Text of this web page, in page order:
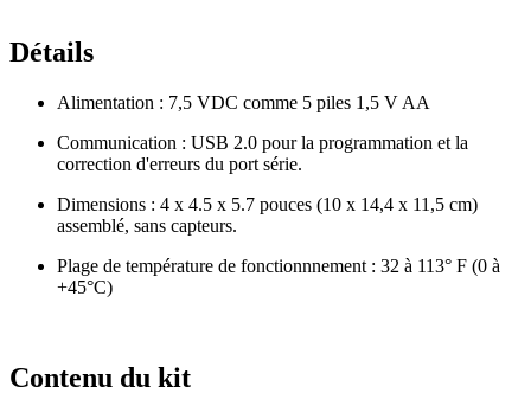
Détails
Alimentation : 7,5 VDC comme 5 piles 1,5 V AA
Communication : USB 2.0 pour la programmation et la
correction d'erreurs du port série.
Dimensions : 4 x 4.5 x 5.7 pouces (10 x 14,4 x 11,5 cm)
assemblé, sans capteurs.
Plage de température de fonctionnnement : 32 à 113° F (0 à
+45°C)
Contenu du kit